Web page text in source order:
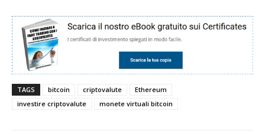
TAGS bitcoin criptovalute
Ethereum
investire criptovalute
monete virtuali bitcoin